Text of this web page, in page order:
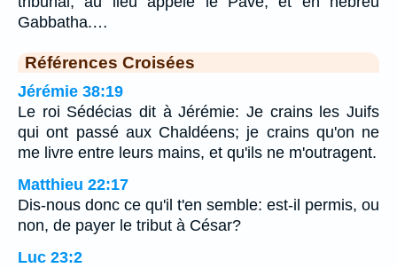
Gabbatha.…
Références Croisées
Jérémie 38:19
Le roi Sédécias dit à Jérémie: Je crains les Juifs
qui ont passé aux Chaldéens; je crains qu'on ne
me livre entre leurs mains, et qu'ils ne m'outragent.
Matthieu 22:17
Dis-nous donc ce qu'il t'en semble: est-il permis, ou
non, de payer le tribut à César?
Luc 23:2